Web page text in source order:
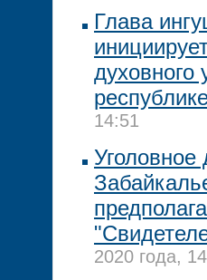
Глава
духовного
14:51
Уголовное
2020 года,